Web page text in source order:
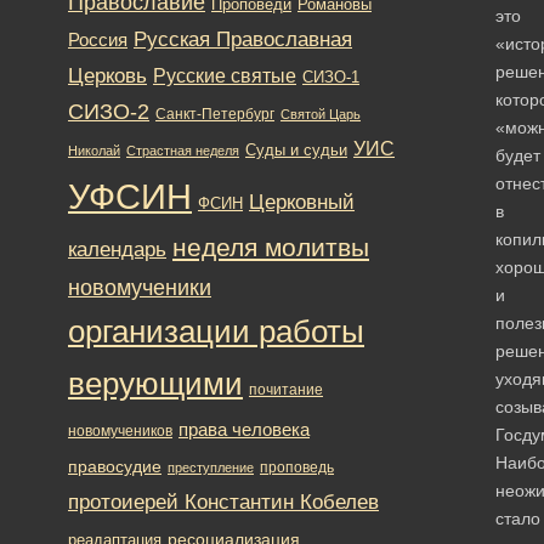
это
будет
в
и
стало
Проповеди Романовы
Россия Русская Православная
Церковь Русские святые СИЗО-1
СИЗО-2 Санкт-Петербург Святой Царь
Николай Страстная неделя Суды и судьи УИС
УФСИН ФСИН Церковный
календарь неделя молитвы
новомученики
организации работы
верующими почитание
новомучеников права человека
правосудие преступление проповедь
протоиерей Константин Кобелев
реадаптация ресоциализация